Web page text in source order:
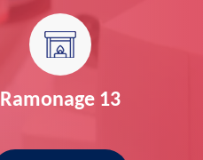
Ramonage 13